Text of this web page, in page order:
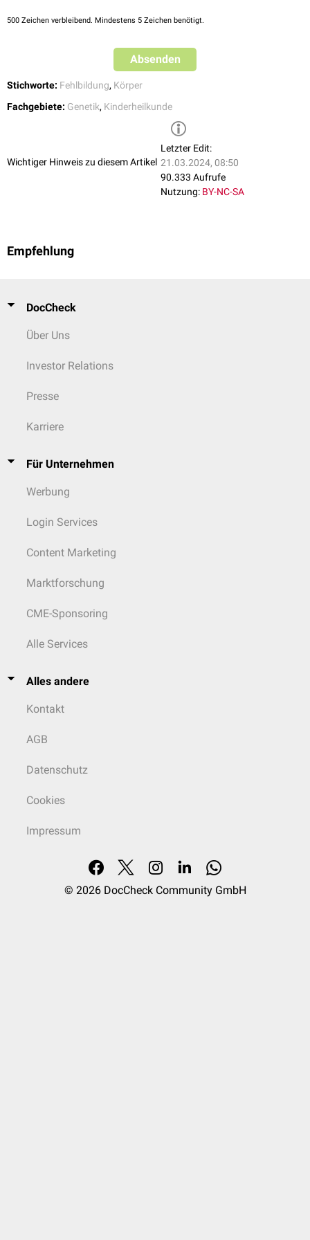
normalen Körperfunktionen nach sich.
500 Zeichen verbleibend. Mindestens 5 Zeichen benötigt.
Absenden
Stichworte: Fehlbildung, Körper
Fachgebiete: Genetik, Kinderheilkunde
Wichtiger Hinweis zu diesem Artikel
Letzter Edit:
21.03.2024, 08:50
90.333 Aufrufe
Nutzung: BY-NC-SA
Empfehlung
DocCheck
Über Uns
Investor Relations
Presse
Karriere
Für Unternehmen
Werbung
Login Services
Content Marketing
Marktforschung
CME-Sponsoring
Alle Services
Alles andere
Kontakt
AGB
Datenschutz
Cookies
Impressum
© 2026 DocCheck Community GmbH